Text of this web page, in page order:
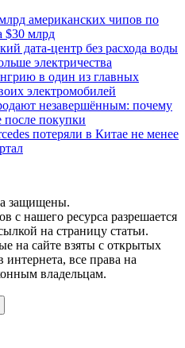
американских чипов по
$30 млрд
дата-центр без расхода воды
электричества
в один из главных
электромобилей
незавершённым: почему
покупки
потеряли в Китае не менее
защищены.
с нашего ресурса разрешается
на страницу статьи.
на сайте взяты с открытых
все права на
владельцам.